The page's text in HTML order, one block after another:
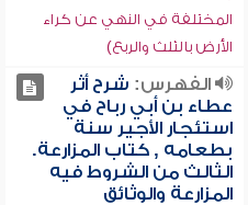
المختلفة في النهي عن كراء
الأرض بالثلث والربع)
الفهرس: شرح أثر
عطاء بن أبي رباح في
استئجار الأجير سنة
بطعامه , كتاب المزارعة.
الثالث من الشروط فيه
المزارعة والوثائق